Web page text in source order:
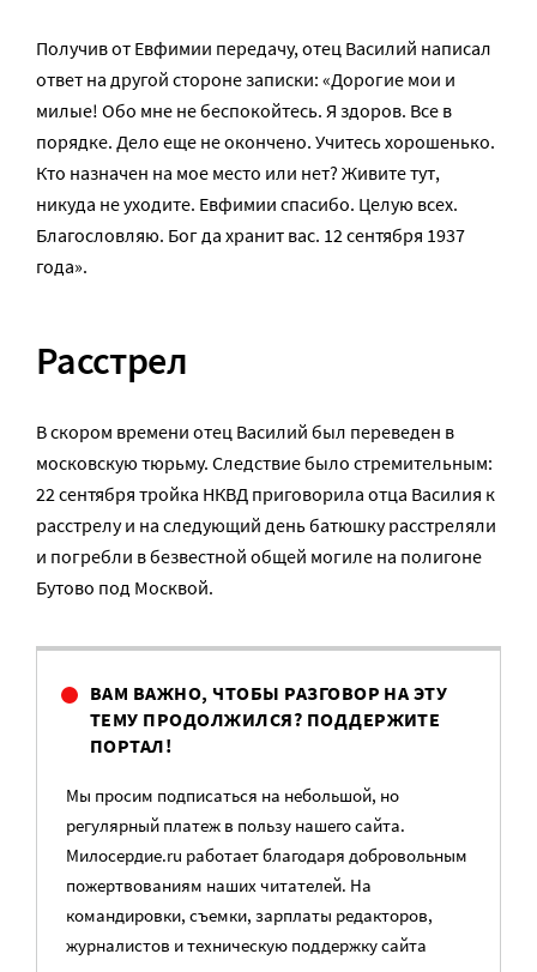
Получив от Евфимии передачу, отец Василий написал
ответ на другой стороне записки: «Дорогие мои и
милые! Обо мне не беспокойтесь. Я здоров. Все в
порядке. Дело еще не окончено. Учитесь хорошенько.
Кто назначен на мое место или нет? Живите тут,
никуда не уходите. Евфимии спасибо. Целую всех.
Благословляю. Бог да хранит вас. 12 сентября 1937
года».
Расстрел
В скором времени отец Василий был переведен в
московскую тюрьму. Следствие было стремительным:
22 сентября тройка НКВД приговорила отца Василия к
расстрелу и на следующий день батюшку расстреляли
и погребли в безвестной общей могиле на полигоне
Бутово под Москвой.
ВАМ ВАЖНО, ЧТОБЫ РАЗГОВОР НА ЭТУ
ТЕМУ ПРОДОЛЖИЛСЯ? ПОДДЕРЖИТЕ
ПОРТАЛ!
Мы просим подписаться на небольшой, но
регулярный платеж в пользу нашего сайта.
Милосердие.ru работает благодаря добровольным
пожертвованиям наших читателей. На
командировки, съемки, зарплаты редакторов,
журналистов и техническую поддержку сайта